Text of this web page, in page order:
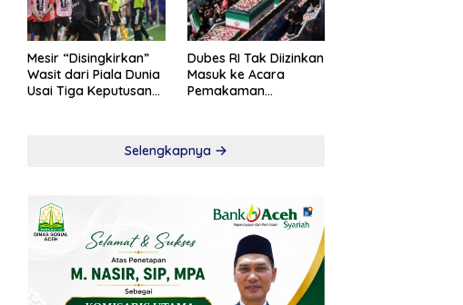
Mesir “Disingkirkan”
Wasit dari Piala Dunia
Usai Tiga Keputusan
Dubes RI Tak Diizinkan
Masuk ke Acara
Pemakaman
Selengkapnya